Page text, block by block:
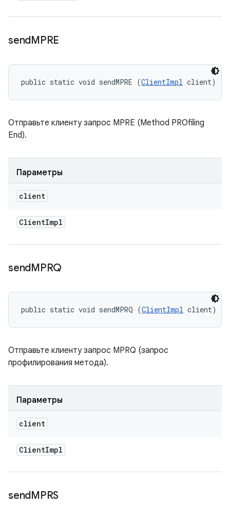
sendMPRE
public static void sendMPRE (ClientImpl client)
Отправьте клиенту запрос MPRE (Method PROfiling
End).
Параметры
client
ClientImpl
sendMPRQ
public static void sendMPRQ (ClientImpl client)
Отправьте клиенту запрос MPRQ (запрос
профилирования метода).
Параметры
client
ClientImpl
sendMPRS